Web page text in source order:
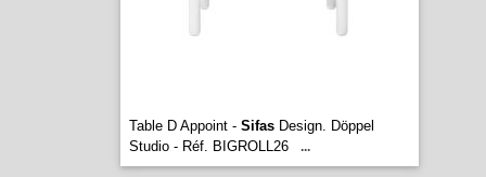
Table D Appoint - SifasDesign. Döppel
Studio - Réf. BIGROLL26
...